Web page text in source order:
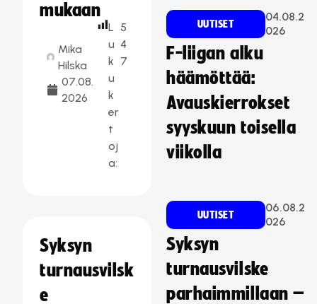
mukaan
Mika
Hilska
07.08.
2026
L
u
k
u
k
er
t
oj
a:
5
4
7
Syksyn
turnausvilsk
e
UUTISET
04.08.2
026
F-liigan alku
häämöttää:
Avauskierrokset
syyskuun toisella
viikolla
UUTISET
06.08.2
026
Syksyn
turnausvilske
parhaimmillaan –